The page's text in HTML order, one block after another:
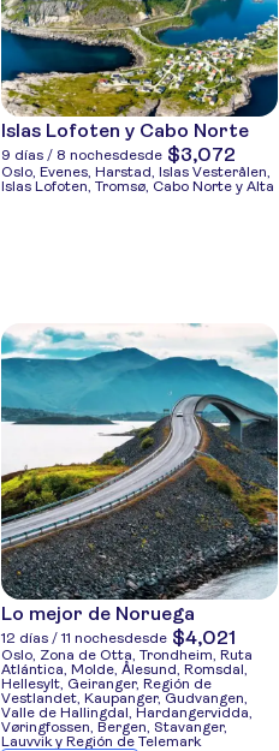
Islas Lofoten y Cabo Norte
9 días / 8 nochesdesde $3,072
Oslo, Evenes, Harstad, Islas Vesterålen,
Islas Lofoten, Tromsø, Cabo Norte y Alta
Lo mejor de Noruega
12 días / 11 nochesdesde $4,021
Oslo, Zona de Otta, Trondheim, Ruta
Atlántica, Molde, Ålesund, Romsdal,
Hellesylt, Geiranger, Región de
Vestlandet, Kaupanger, Gudvangen,
Valle de Hallingdal, Hardangervidda,
Vøringfossen, Bergen, Stavanger,
Lauvvik y Región de Telemark